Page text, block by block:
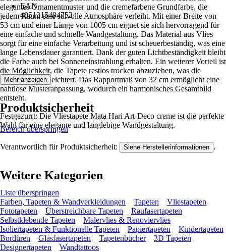
EAN
4051315494752
elegantes Ornamentmuster und die cremefarbene Grundfarbe, die
jedem Raum eine stilvolle Atmosphäre verleiht. Mit einer Breite von
53 cm und einer Länge von 1005 cm eignet sie sich hervorragend für
eine einfache und schnelle Wandgestaltung. Das Material aus Vlies
sorgt für eine einfache Verarbeitung und ist scheuerbeständig, was eine
lange Lebensdauer garantiert. Dank der guten Lichtbeständigkeit bleibt
die Farbe auch bei Sonneneinstrahlung erhalten. Ein weiterer Vorteil ist
die Möglichkeit, die Tapete restlos trocken abzuziehen, was die
Renovierung erleichtert. Das Rapportmaß von 32 cm ermöglicht eine
nahtlose Musteranpassung, wodurch ein harmonisches Gesamtbild
entsteht.
Festgezurrt: Die Vliestapete Mata Hari Art-Deco creme ist die perfekte
Wahl für eine elegante und langlebige Wandgestaltung.
Mehr anzeigen
Produktsicherheit
Bereich überspringen
Verantwortlich für Produktsicherheit: Siehe Herstellerinformationen .
Weitere Kategorien
Liste überspringen
Farben, Tapeten & Wandverkleidungen
Tapeten
Vliestapeten
Fototapeten
Überstreichbare Tapeten
Raufasertapeten
Selbstklebende Tapeten
Malervlies & Renoviervlies
Isoliertapeten & Funktionelle Tapeten
Papiertapeten
Kindertapeten
Bordüren
Glasfasertapeten Tapetenbücher
3D Tapeten
Designertapeten
Wandtattoos